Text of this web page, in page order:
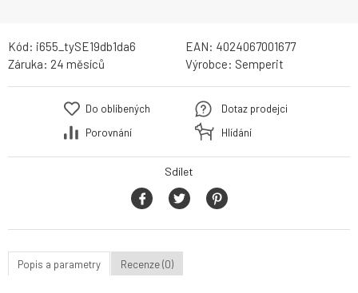
Kód: i655_tySE19db1da6 EAN: 4024067001677
Záruka: 24 měsíců Výrobce: Semperit
Do oblíbených
Porovnání
Dotaz prodejci
Hlídání
Sdílet
Popis a parametry Recenze (0)